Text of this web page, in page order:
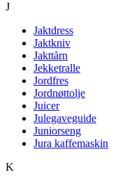
J
Jaktdress
Jaktkniv
Jakttårn
Jekketralle
Jordfres
Jordnøttolje
Juicer
Julegaveguide
Juniorseng
Jura kaffemaskin
K